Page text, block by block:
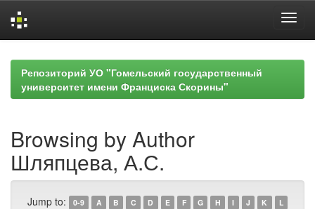
navigationРепозиторий УО "Гомельский государственный
университет имени Франциска Скорины"
Browsing by Author
Шляпцева, А.С.
Jump to: 0-9 A B C D E F G H I J K
L